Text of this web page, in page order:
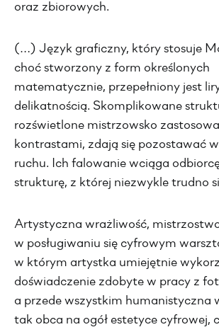
oraz zbiorowych.
(…) Język graficzny, który stosuje
choć stworzony z form określonych
matematycznie, przepełniony jest
delikatnością. Skomplikowane
rozświetlone mistrzowsko
kontrastami, zdają się pozostawać
ruchu. Ich falowanie wciąga
strukturę, z której niezwykle trudno
Artystyczna wrażliwość,
w posługiwaniu się cyfrowym
w którym artystka umiejętnie
doświadczenie zdobyte w pracy z
a przede wszystkim humanistyczna
tak obca na ogół estetyce cyfrowej,